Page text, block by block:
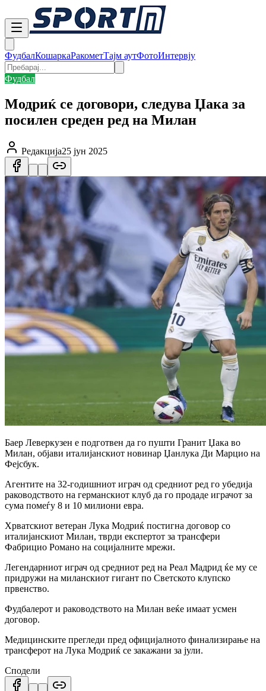
ФудбалКошаркаРакометТајм аутФотоИнтервју
Фудбал
Модриќ се договори, следува Џака за
посилен среден ред на Милан
Редакција25 јун 2025
Баер Леверкузен е подготвен да го пушти Гранит Џака во
Милан, објави италијанскиот новинар Џанлука Ди Марцио на
Фејсбук.
Агентите на 32-годишниот играч од средниот ред го убедија
раководството на германскиот клуб да го продаде играчот за
сума помеѓу 8 и 10 милиони евра.
Хрватскиот ветеран Лука Модриќ постигна договор со
италијанскиот Милан, тврди експертот за трансфери
Фабрицио Романо на социјалните мрежи.
Легендарниот играч од средниот ред на Реал Мадрид ќе му се
придружи на миланскиот гигант по Светското клупско
првенство.
Фудбалерот и раководството на Милан веќе имаат усмен
договор.
Медицинските прегледи пред официјалното финализирање на
трансферот на Лука Модриќ се закажани за јули.
Сподели